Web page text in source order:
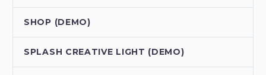
SHOP (DEMO)
SPLASH CREATIVE LIGHT (DEMO)